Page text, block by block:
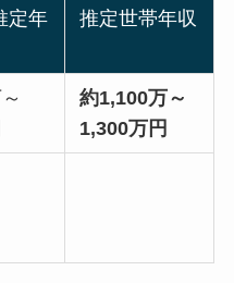
定年
推定世帯年収
約1,100万～
1,300万円